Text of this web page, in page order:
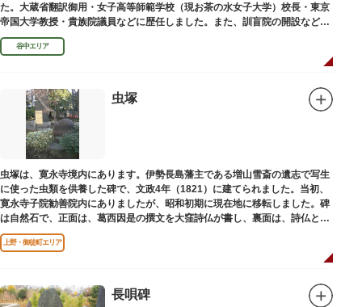
た。大蔵省翻訳御用・女子高等師範学校（現お茶の水女子大学）校長・東京
帝国大学教授・貴族院議員などに歴任しました。また、訓盲院の開設など女
子教育や障害者教育にも力を注ぎました。明治24（1891）病没しました。
谷中エリア
虫塚
虫塚は、寛永寺境内にあります。伊勢長島藩主である増山雪斎の遺志で写生
に使った虫類を供養した碑で、文政4年（1821）に建てられました。当初、
寛永寺子院勧善院内にありましたが、昭和初期に現在地に移転しました。碑
は自然石で、正面は、葛西因是の撰文を大窪詩仏が書し、裏面は、詩仏と菊
池五山の自筆の詩が刻まれています。
上野・御徒町エリア
長唄碑